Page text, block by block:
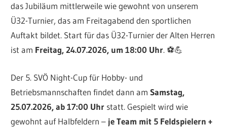
das Jubiläum mittlerweile wie gewohnt von unserem
Ü32-Turnier, das am Freitagabend den sportlichen
Auftakt bildet. Start für das Ü32-Turnier der Alten Herren
ist am Freitag, 24.07.2026, um 18:00 Uhr. ⚽️💪
Der 5. SVÖ Night-Cup für Hobby- und
Betriebsmannschaften findet dann amSamstag,
25.07.2026, ab 17:00 Uhr statt. Gespielt wird wie
gewohnt auf Halbfeldern – je Team mit 5 Feldspielern +